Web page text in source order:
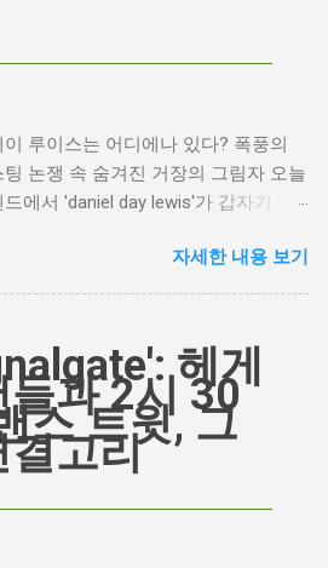
이 루이스는 어디에나 있다? 폭풍의
팅 논쟁 속 숨겨진 거장의 그림자 오늘
에서 'daniel day lewis'가 갑자기 떠
다시 사람들의 입에 오르내리는 걸까
으로는 마고 로비가 제작하고 주연을
입니다. 하지만 그 이면에는 '연기'라
대한 깊은 갈망과, 완벽주의를 향한
망이 숨겨져 있습니다. Photo by
Studio on Unsplash 폭풍의 언덕, 그
논쟁의 불씨 최근 몇 주 동안 영화
자세한 내용 보기
헤게
과 2시 30
스 트윗, 그
결고리